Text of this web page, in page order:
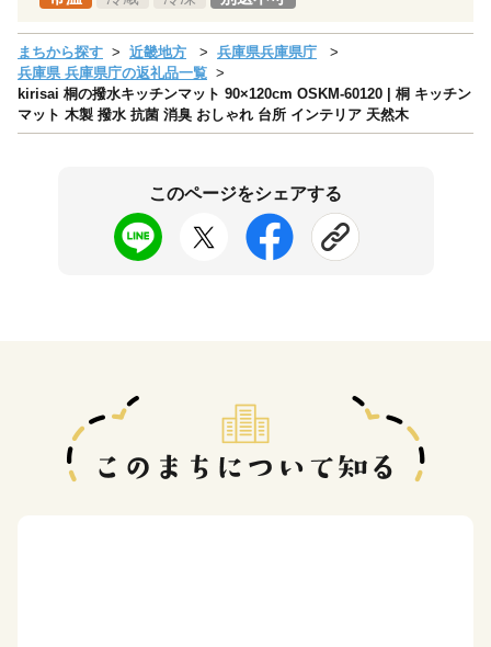
まちから探す 近畿地方
兵庫県兵庫県庁
兵庫県 兵庫県庁の返礼品一覧
kirisai 桐の撥水キッチンマット 90×120cm OSKM-60120 | 桐 キッチン
マット 木製 撥水 抗菌 消臭 おしゃれ 台所 インテリア 天然木
このページをシェアする